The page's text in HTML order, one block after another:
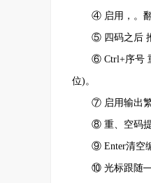
④ 启用，。翻页
⑤ 四码之后 推
⑥ Ctrl+序号 重
位)。
⑦ 启用输出繁体
⑧ 重、空码提示
⑨ Enter清空编
⑩ 光标跟随──